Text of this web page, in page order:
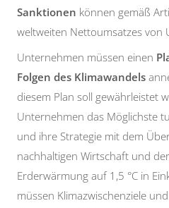
Sanktionen können gemäß
weltweiten Nettoumsatzes von
Unternehmen müssen einen
Folgen des Klimawandels
diesem Plan soll gewährleistet
Unternehmen das Möglichste
und ihre Strategie mit dem
nachhaltigen Wirtschaft und
Erderwärmung auf 1,5 °C in
müssen Klimazwischenziele